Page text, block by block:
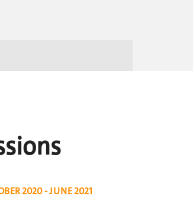
2020 - JUNE 2021